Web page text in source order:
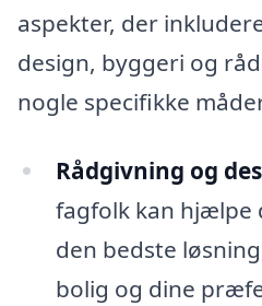
aspekter, der
design, byggeri og
nogle specifikke
Rådgivning og
fagfolk kan hjælpe
den bedste
bolig og dine